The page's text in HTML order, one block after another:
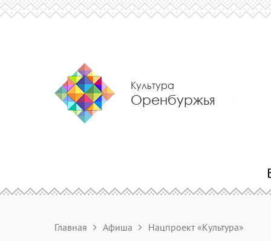
Культура
Оренбуржья
Главная Афиша Нацпроект «Культура»